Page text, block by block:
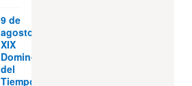
9 de
agosto –
XIX
Domingo
del
Tiempo